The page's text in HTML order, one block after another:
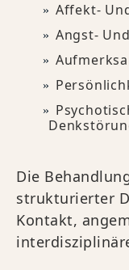
Affekt-
Angst-
Die
strukturierter
Kontakt,